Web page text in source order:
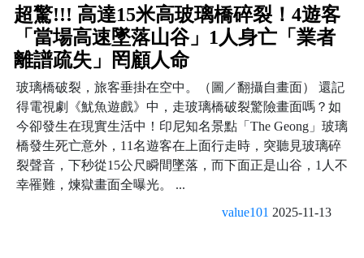
超驚!!! 高達15米高玻璃橋碎裂！4遊客
「當場高速墜落山谷」1人身亡「業者
離譜疏失」罔顧人命
玻璃橋破裂，旅客垂掛在空中。（圖／翻攝自畫面） 還記
得電視劇《魷魚遊戲》中，走玻璃橋破裂驚險畫面嗎？如
今卻發生在現實生活中！印尼知名景點「The Geong」玻璃
橋發生死亡意外，11名遊客在上面行走時，突聽見玻璃碎
裂聲音，下秒從15公尺瞬間墜落，而下面正是山谷，1人不
幸罹難，煉獄畫面全曝光。 ...
value101 2025-11-13